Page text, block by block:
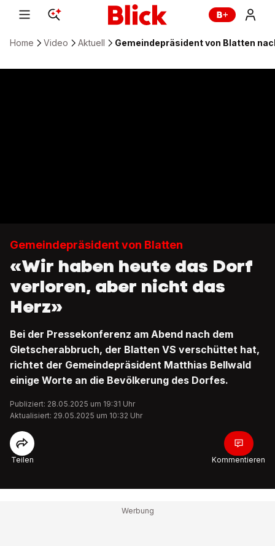
Home Video Aktuell Gemeindepräsident von Blatten
Gemeindepräsident von Blatten
«Wir haben heute das Dorf
verloren, aber nicht das
Herz»
Bei der Pressekonferenz am Abend nach dem
Gletscherabbruch, der Blatten VS verschüttet hat,
richtet der Gemeindepräsident Matthias Bellwald
einige Worte an die Bevölkerung des Dorfes.
Publiziert: 28.05.2025 um 19:31 Uhr
Aktualisiert: 29.05.2025 um 10:32 Uhr
Teilen Kommentieren